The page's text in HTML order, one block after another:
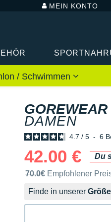
MEIN KONTO
/ Schwimmen
GOREWEAR
DAMEN
4.7 / 5 - 6
42.00 €
Du
Unverbindliche
70.0€ Empfohlener
Finde in unserer